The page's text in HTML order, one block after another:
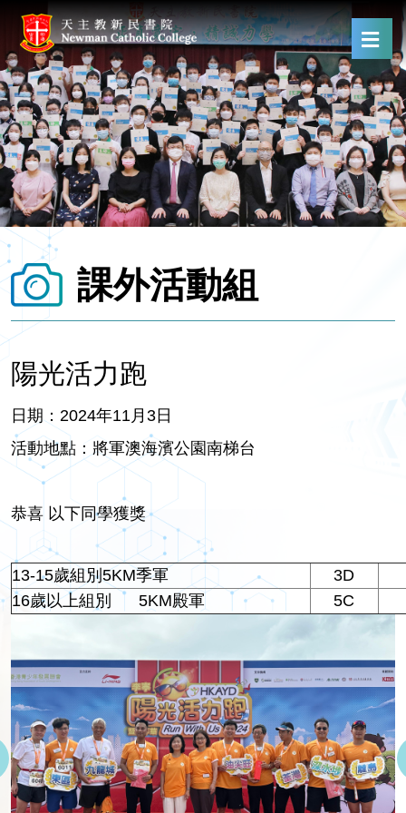
課外活動組
陽光活力跑
日期：2024年11月3日
活動地點：將軍澳海濱公園南梯台
恭喜 以下同學獲獎
13-15歲組別5KM季軍
3D
16歲以上組別 5KM殿軍
5C